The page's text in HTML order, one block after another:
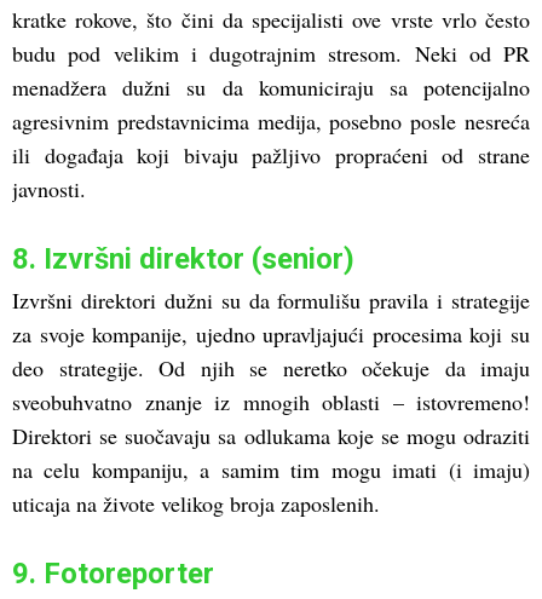
kratke rokove, što čini da specijalisti ove vrste vrlo često
budu pod velikim i dugotrajnim stresom. Neki od PR
menadžera dužni su da komuniciraju sa potencijalno
agresivnim predstavnicima medija, posebno posle nesreća
ili događaja koji bivaju pažljivo propraćeni od strane
javnosti.
8. Izvršni direktor (senior)
Izvršni direktori dužni su da formulišu pravila i strategije
za svoje kompanije, ujedno upravljajući procesima koji su
deo strategije. Od njih se neretko očekuje da imaju
sveobuhvatno znanje iz mnogih oblasti – istovremeno!
Direktori se suočavaju sa odlukama koje se mogu odraziti
na celu kompaniju, a samim tim mogu imati (i imaju)
uticaja na živote velikog broja zaposlenih.
9. Fotoreporter